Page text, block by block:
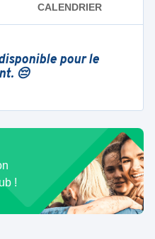
CALENDRIER
pour le
😔
!